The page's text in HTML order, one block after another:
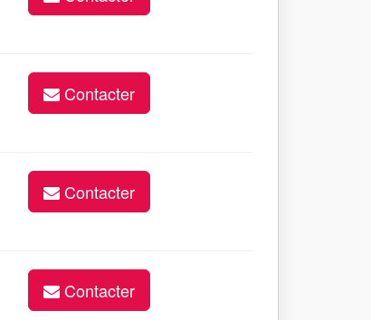
Contacter
Contacter
Contacter